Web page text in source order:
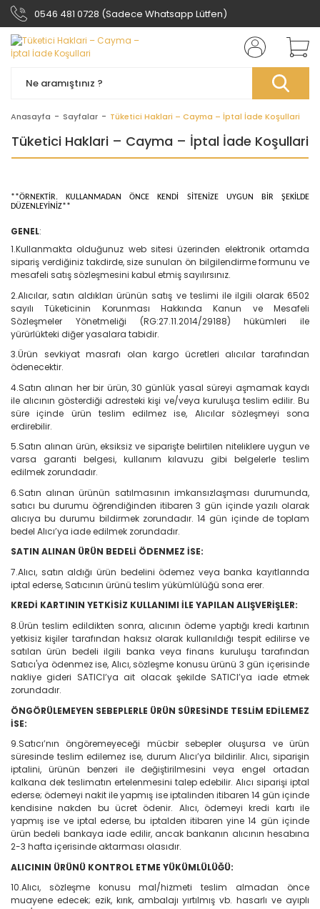
0546 481 0728 (Sadece Whatsapp Lütfen)
Anasayfa Sayfalar Tüketici Haklari – Cayma – İptal İade Koşullari
Tüketici Haklari – Cayma – İptal İade Koşullari
**ÖRNEKTİR. KULLANMADAN ÖNCE KENDİ SİTENİZE UYGUN BİR ŞEKİLDE
DÜZENLEYİNİZ**
GENEL:
1.Kullanmakta olduğunuz web sitesi üzerinden elektronik ortamda
sipariş verdiğiniz takdirde, size sunulan ön bilgilendirme formunu ve
mesafeli satış sözleşmesini kabul etmiş sayılırsınız.
2.Alıcılar, satın aldıkları ürünün satış ve teslimi ile ilgili olarak 6502
sayılı Tüketicinin Korunması Hakkında Kanun ve Mesafeli
Sözleşmeler Yönetmeliği (RG:27.11.2014/29188) hükümleri ile
yürürlükteki diğer yasalara tabidir.
3.Ürün sevkiyat masrafı olan kargo ücretleri alıcılar tarafından
ödenecektir.
4.Satın alınan her bir ürün, 30 günlük yasal süreyi aşmamak kaydı
ile alıcının gösterdiği adresteki kişi ve/veya kuruluşa teslim edilir. Bu
süre içinde ürün teslim edilmez ise, Alıcılar sözleşmeyi sona
erdirebilir.
5.Satın alınan ürün, eksiksiz ve siparişte belirtilen niteliklere uygun ve
varsa garanti belgesi, kullanım kılavuzu gibi belgelerle teslim
edilmek zorundadır.
6.Satın alınan ürünün satılmasının imkansızlaşması durumunda,
satıcı bu durumu öğrendiğinden itibaren 3 gün içinde yazılı olarak
alıcıya bu durumu bildirmek zorundadır. 14 gün içinde de toplam
bedel Alıcı’ya iade edilmek zorundadır.
SATIN ALINAN ÜRÜN BEDELİ ÖDENMEZ İSE:
7.Alıcı, satın aldığı ürün bedelini ödemez veya banka kayıtlarında
iptal ederse, Satıcının ürünü teslim yükümlülüğü sona erer.
KREDİ KARTININ YETKİSİZ KULLANIMI İLE YAPILAN ALIŞVERİŞLER:
8.Ürün teslim edildikten sonra, alıcının ödeme yaptığı kredi kartının
yetkisiz kişiler tarafından haksız olarak kullanıldığı tespit edilirse ve
satılan ürün bedeli ilgili banka veya finans kuruluşu tarafından
Satıcı'ya ödenmez ise, Alıcı, sözleşme konusu ürünü 3 gün içerisinde
nakliye gideri SATICI’ya ait olacak şekilde SATICI’ya iade etmek
zorundadır.
ÖNGÖRÜLEMEYEN SEBEPLERLE ÜRÜN SÜRESİNDE TESLİM EDİLEMEZ
İSE:
9.Satıcı’nın öngöremeyeceği mücbir sebepler oluşursa ve ürün
süresinde teslim edilemez ise, durum Alıcı’ya bildirilir. Alıcı, siparişin
iptalini, ürünün benzeri ile değiştirilmesini veya engel ortadan
kalkana dek teslimatın ertelenmesini talep edebilir. Alıcı siparişi iptal
ederse; ödemeyi nakit ile yapmış ise iptalinden itibaren 14 gün içinde
kendisine nakden bu ücret ödenir. Alıcı, ödemeyi kredi kartı ile
yapmış ise ve iptal ederse, bu iptalden itibaren yine 14 gün içinde
ürün bedeli bankaya iade edilir, ancak bankanın alıcının hesabına
2-3 hafta içerisinde aktarması olasıdır.
ALICININ ÜRÜNÜ KONTROL ETME YÜKÜMLÜLÜĞÜ:
10.Alıcı, sözleşme konusu mal/hizmeti teslim almadan önce
muayene edecek; ezik, kırık, ambalajı yırtılmış vb. hasarlı ve ayıplı